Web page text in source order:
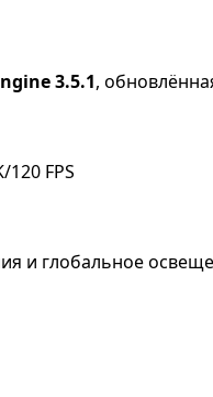
3.5.1,
FPS
и глобальное